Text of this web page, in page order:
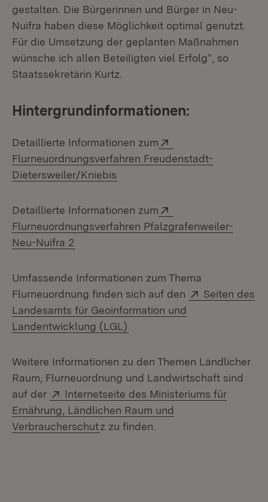
gestalten. Die Bürgerinnen und Bürger in Neu-
Nuifra haben diese Möglichkeit optimal genutzt.
Für die Umsetzung der geplanten Maßnahmen
wünsche ich allen Beteiligten viel Erfolg“, so
Staatssekretärin Kurtz.
Hintergrundinformationen:
Detaillierte Informationen zum
Flurneuordnungsverfahren Freudenstadt-
Dietersweiler/Kniebis
Detaillierte Informationen zum
Flurneuordnungsverfahren Pfalzgrafenweiler-
Neu-Nuifra 2
Umfassende Informationen zum Thema
Flurneuordnung finden sich auf den
Extern:
Seiten des
Landesamts für Geoinformation und
Landentwicklung (LGL)
Weitere Informationen zu den Themen Ländlicher
Raum, Flurneuordnung und Landwirtschaft sind
auf der
Extern:
Internetseite des Ministeriums für
Ernährung, Ländlichen Raum und
Verbraucherschut(Öffnet in neuem Fenster)
z zu finden.